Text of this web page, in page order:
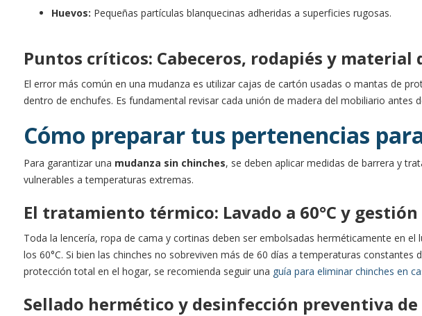
Huevos: Pequeñas partículas blanquecinas adheridas a superficies rugosas.
Puntos críticos: Cabeceros, rodapiés y material
El error más común en una mudanza es utilizar cajas de cartón usadas o mantas de
dentro de enchufes. Es fundamental revisar cada unión de madera del mobiliario antes
Cómo preparar tus pertenencias
Para garantizar una mudanza sin chinches, se deben aplicar medidas de barrera y
vulnerables a temperaturas extremas.
El tratamiento térmico: Lavado a 60°C y
Toda la lencería, ropa de cama y cortinas deben ser embolsadas herméticamente en
los 60°C. Si bien las chinches no sobreviven más de 60 días a temperaturas
protección total en el hogar, se recomienda seguir una guía para eliminar chinches en
Sellado hermético y desinfección preventiva de